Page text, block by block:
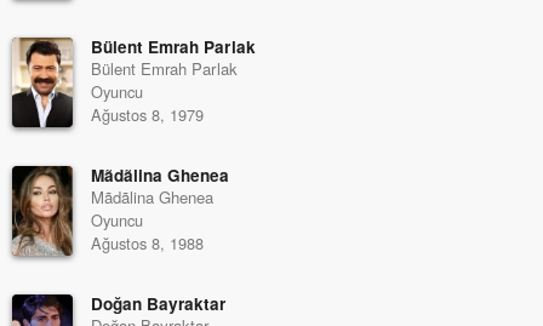
Bülent Emrah Parlak
Bülent Emrah Parlak
Oyuncu
Ağustos 8, 1979
Mãdãlina Ghenea
Mãdãlina Ghenea
Oyuncu
Ağustos 8, 1988
Doğan Bayraktar